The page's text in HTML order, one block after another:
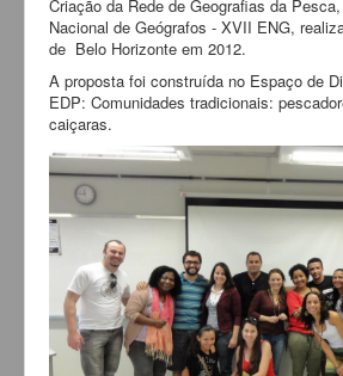
Criação da Rede de Geografias da
Nacional de Geógrafos - XVII ENG,
de Belo Horizonte em 2012.
A proposta foi construída no Espaço de
EDP: Comunidades tradicionais:
caiçaras.